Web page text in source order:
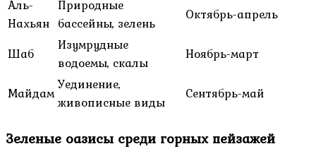
Аль-
Нахьян
Природные
бассейны, зелень
Октябрь-апрель
Шаб
Изумрудные
водоемы, скалы
Ноябрь-март
МайдамУединение,
живописные виды
Сентябрь-май
Зеленые оазисы среди горных пейзажей